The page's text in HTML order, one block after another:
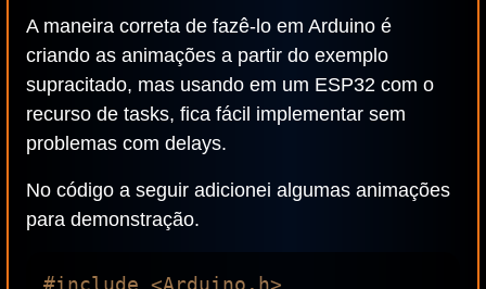
A maneira correta de fazê-lo em Arduino é
criando as animações a partir do exemplo
supracitado, mas usando em um ESP32 com o
recurso de tasks, fica fácil implementar sem
problemas com delays.
No código a seguir adicionei algumas animações
para demonstração.
#include <Arduino.h>